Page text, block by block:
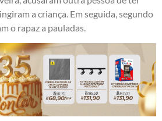
a criança. Em seguida, segundo
o rapaz a pauladas.